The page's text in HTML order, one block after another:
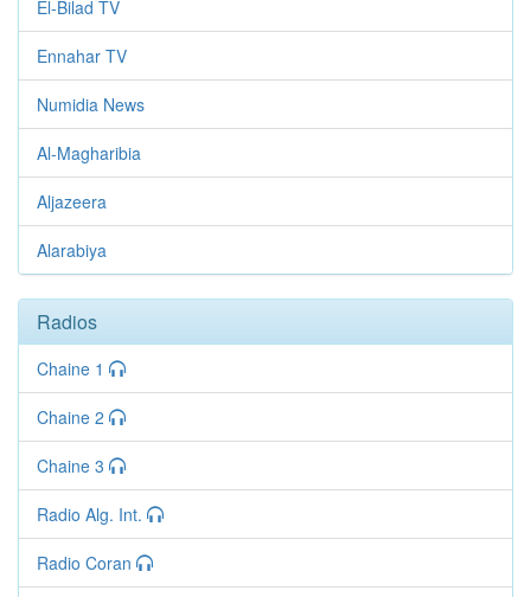
El-Bilad TV
Ennahar TV
Numidia News
Al-Magharibia
Aljazeera
Alarabiya
Radios
Chaine 1
Chaine 2
Chaine 3
Radio Alg. Int.
Radio Coran